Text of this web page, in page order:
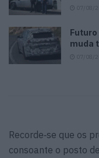
Futuro
muda
Recorde‑se que os
consoante o posto